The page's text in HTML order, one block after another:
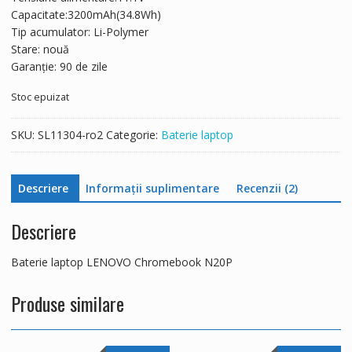
270 lei.
Capacitate:3200mAh(34.8Wh)
Tip acumulator: Li-Polymer
Stare: nouă
Garanție: 90 de zile
Stoc epuizat
SKU: SL11304-ro2 Categorie: Baterie laptop
Descriere Informații suplimentare Recenzii (2)
Descriere
Baterie laptop LENOVO Chromebook N20P
Produse similare